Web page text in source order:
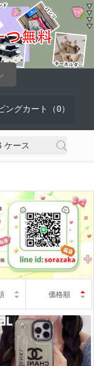
ングカート（ 0）
価格順